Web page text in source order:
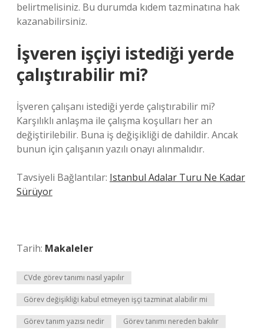
belirtmelisiniz. Bu durumda kıdem tazminatına hak
kazanabilirsiniz.
İşveren işçiyi istediği yerde
çalıştırabilir mi?
İşveren çalışanı istediği yerde çalıştırabilir mi?
Karşılıklı anlaşma ile çalışma koşulları her an
değiştirilebilir. Buna iş değişikliği de dahildir. Ancak
bunun için çalışanın yazılı onayı alınmalıdır.
Tavsiyeli Bağlantılar: Istanbul Adalar Turu Ne Kadar
Sürüyor
Tarih: Makaleler
CVde görev tanımı nasıl yapılır
Görev değişikliği kabul etmeyen işçi tazminat alabilir mi
Görev tanım yazısı nedir Görev tanımı nereden bakılır